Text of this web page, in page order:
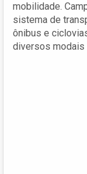
mobilidade.
sistema de
ônibus e
diversos modais